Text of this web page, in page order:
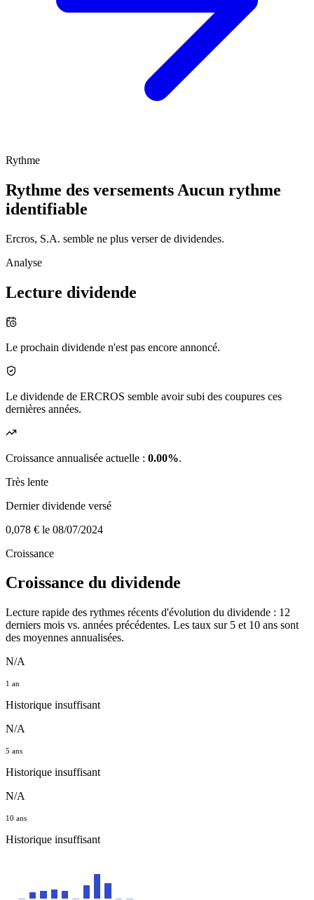
Rythme
Rythme des versements Aucun rythme
identifiable
Ercros, S.A. semble ne plus verser de dividendes.
Analyse
Lecture dividende
Le prochain dividende n'est pas encore annoncé.
Le dividende de ERCROS semble avoir subi des coupures ces
dernières années.
Croissance annualisée actuelle : 0.00%.
Très lente
Dernier dividende versé
0,078 € le 08/07/2024
Croissance
Croissance du dividende
Lecture rapide des rythmes récents d'évolution du dividende : 12
derniers mois vs. années précédentes. Les taux sur 5 et 10 ans sont
des moyennes annualisées.
N/A
1 an
Historique insuffisant
N/A
5 ans
Historique insuffisant
N/A
10 ans
Historique insuffisant